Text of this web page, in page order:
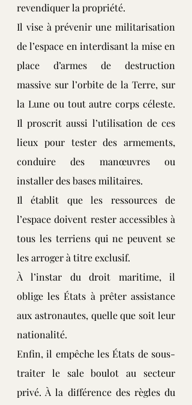
revendiquer la propriété.
Il vise à prévenir une militarisation
de l’espace en interdisant la mise en
place d’armes de destruction
massive sur l’orbite de la Terre, sur
la Lune ou tout autre corps céleste.
Il proscrit aussi l’utilisation de ces
lieux pour tester des armements,
conduire des manœuvres ou
installer des bases militaires.
Il établit que les ressources de
l’espace doivent rester accessibles à
tous les terriens qui ne peuvent se
les arroger à titre exclusif.
À l’instar du droit maritime, il
oblige les États à prêter assistance
aux astronautes, quelle que soit leur
nationalité.
Enfin, il empêche les États de sous-
traiter le sale boulot au secteur
privé. À la différence des règles du